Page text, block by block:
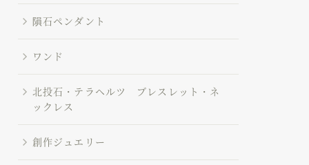
隕石ペンダント
ワンド
北投石・テラヘルツ ブレスレット・ネ
ックレス
創作ジュエリー